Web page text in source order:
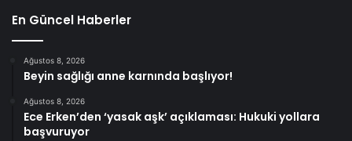
En Güncel Haberler
Ağustos 8, 2026
Beyin sağlığı anne karnında başlıyor!
Ağustos 8, 2026
Ece Erken’den ‘yasak aşk’ açıklaması: Hukuki yollara
başvuruyor